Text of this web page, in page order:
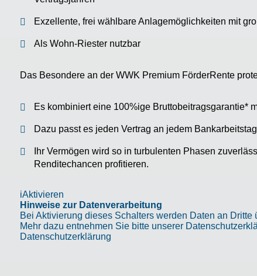
Exzellente, frei wählbare Anlagemöglichkeiten mit
Als Wohn-Riester nutzbar
Das Besondere an der WWK Premium FörderRente
Es kombiniert eine 100%ige Bruttobeitragsgarantie*
Dazu passt es jeden Vertrag an jedem
Ihr Vermögen wird so in turbulenten Phasen
Renditechancen profitieren.
iAktivieren
Hinweise zur Datenverarbeitung
Bei Aktivierung dieses Schalters werden Daten an Dritte
Mehr dazu entnehmen Sie bitte unserer
Datenschutzerklärung